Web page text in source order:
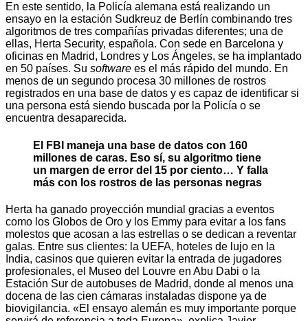
En este sentido, la Policía alemana está realizando un
ensayo en la estación Sudkreuz de Berlín combinando tres
algoritmos de tres compañías privadas diferentes; una de
ellas, Herta Security, española. Con sede en Barcelona y
oficinas en Madrid, Londres y Los Ángeles, se ha implantado
en 50 países. Su software es el más rápido del mundo. En
menos de un segundo procesa 30 millones de rostros
registrados en una base de datos y es capaz de identificar si
una persona está siendo buscada por la Policía o se
encuentra desaparecida.
El FBI maneja una base de datos con 160
millones de caras. Eso sí, su algoritmo tiene
un margen de error del 15 por ciento… Y falla
más con los rostros de las personas negras
Herta ha ganado proyección mundial gracias a eventos
como los Globos de Oro y los Emmy para evitar a los fans
molestos que acosan a las estrellas o se dedican a reventar
galas. Entre sus clientes: la UEFA, hoteles de lujo en la
India, casinos que quieren evitar la entrada de jugadores
profesionales, el Museo del Louvre en Abu Dabi o la
Estación Sur de autobuses de Madrid, donde al menos una
docena de las cien cámaras instaladas dispone ya de
biovigilancia. «El ensayo alemán es muy importante porque